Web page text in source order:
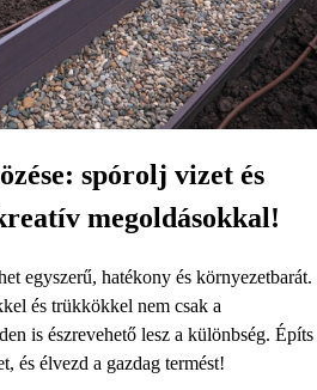
spórolj vizet és
megoldásokkal!
egyszerű, hatékony és környezetbarát.
és trükkökkel nem csak a
is észrevehető lesz a különbség. Építs
és élvezd a gazdag termést!